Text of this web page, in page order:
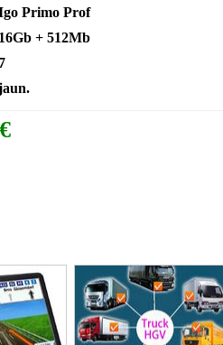
Primo Prof
16Gb + 512Mb
7